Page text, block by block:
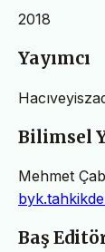
2018
Yayımcı
Bilimsel
Mehmet
Baş